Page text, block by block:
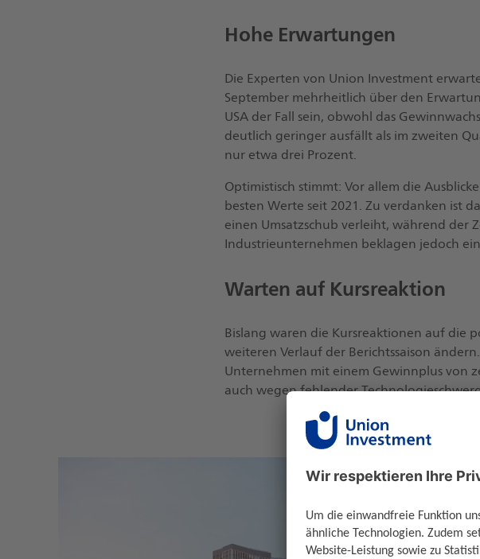
Hohe Erwartungen
Die Experten von Union Investment
September mehrheitlich über den
USA der Fall sein, obwohl das
deutlich geringer ausfällt als im zweiten
nur etwa drei Prozent.
Optimistisch stimmt: Vor allem die
besten Werte seit 2021. Zu verdanken ist
einen Umsatzschub verleiht, während der
Industrieunternehmen beklagen jedoch
Warten auf Kursreaktion
Bislang waren die Kursreaktionen auf die
weiteren Verlauf der Berichtssaison
Unternehmen mit einem Gewinnplus von
auch wegen fehlender